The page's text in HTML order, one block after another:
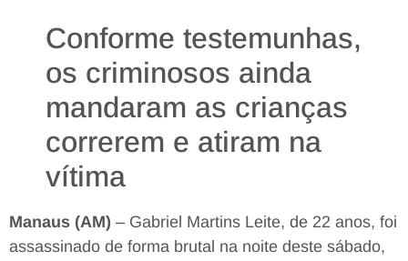
Conforme testemunhas,
os criminosos ainda
mandaram as crianças
correrem e atiram na
vítima
Manaus (AM) – Gabriel Martins Leite, de 22 anos, foi
assassinado de forma brutal na noite deste sábado,